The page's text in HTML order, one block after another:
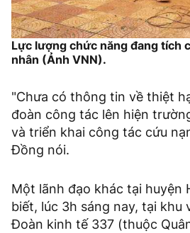
Lực lượng chức năng đang tích
nhân (Ảnh VNN).
"Chưa có thông tin về thiệt
đoàn công tác lên hiện
và triển khai công tác cứu
Đồng nói.
Một lãnh đạo khác tại huyện
biết, lúc 3h sáng nay, tại khu
Đoàn kinh tế 337 (thuộc